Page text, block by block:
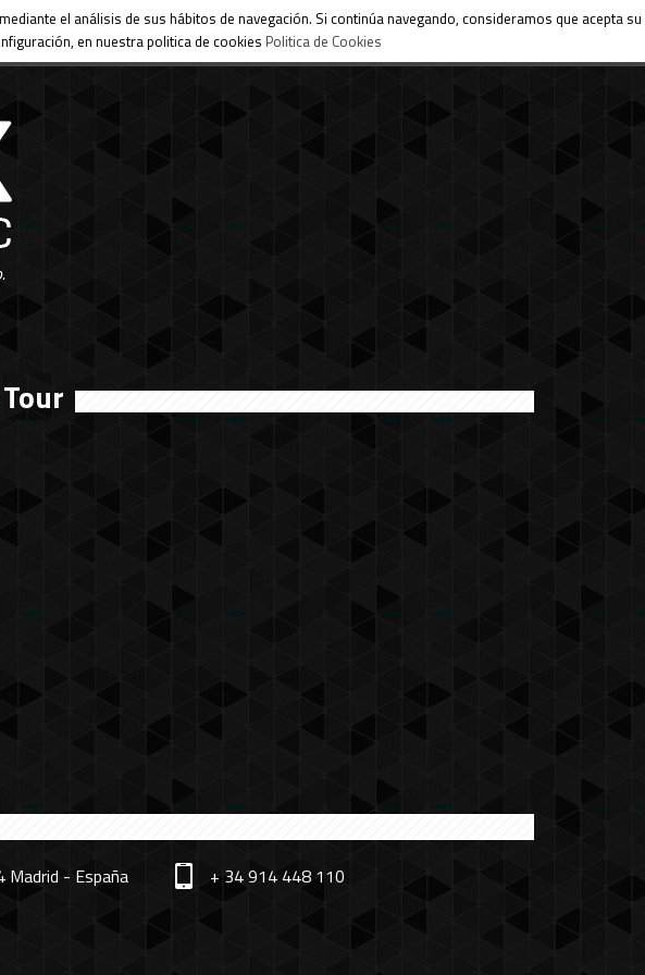
el análisis de sus hábitos de navegación. Si continúa navegando, consideramos que acepta su
en nuestra politica de cookies Politica de Cookies
Madrid - España + 34 914 448 110